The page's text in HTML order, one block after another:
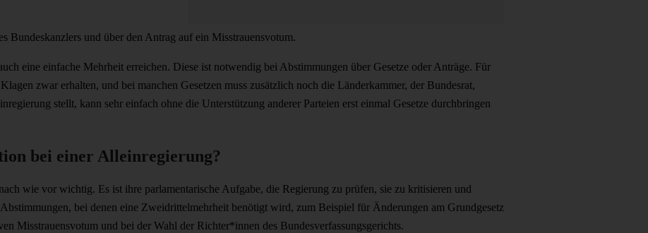
Bundeskanzlers und über den Antrag auf ein Misstrauensvotum.
eine einfache Mehrheit erreichen. Diese ist notwendig bei Abstimmungen über Gesetze oder Anträge. Für
zwar erhalten, und bei manchen Gesetzen muss zusätzlich noch die Länderkammer, der Bundesrat,
stellt, kann sehr einfach ohne die Unterstützung anderer Parteien erst einmal Gesetze durchbringen
bei einer Alleinregierung?
wie vor wichtig. Es ist ihre parlamentarische Aufgabe, die Regierung zu prüfen, sie zu kritisieren und
bei denen eine Zweidrittelmehrheit benötigt wird, zum Beispiel für Änderungen am Grundgesetz
Misstrauensvotum und bei der Wahl der Richter*innen des Bundesverfassungsgerichts.